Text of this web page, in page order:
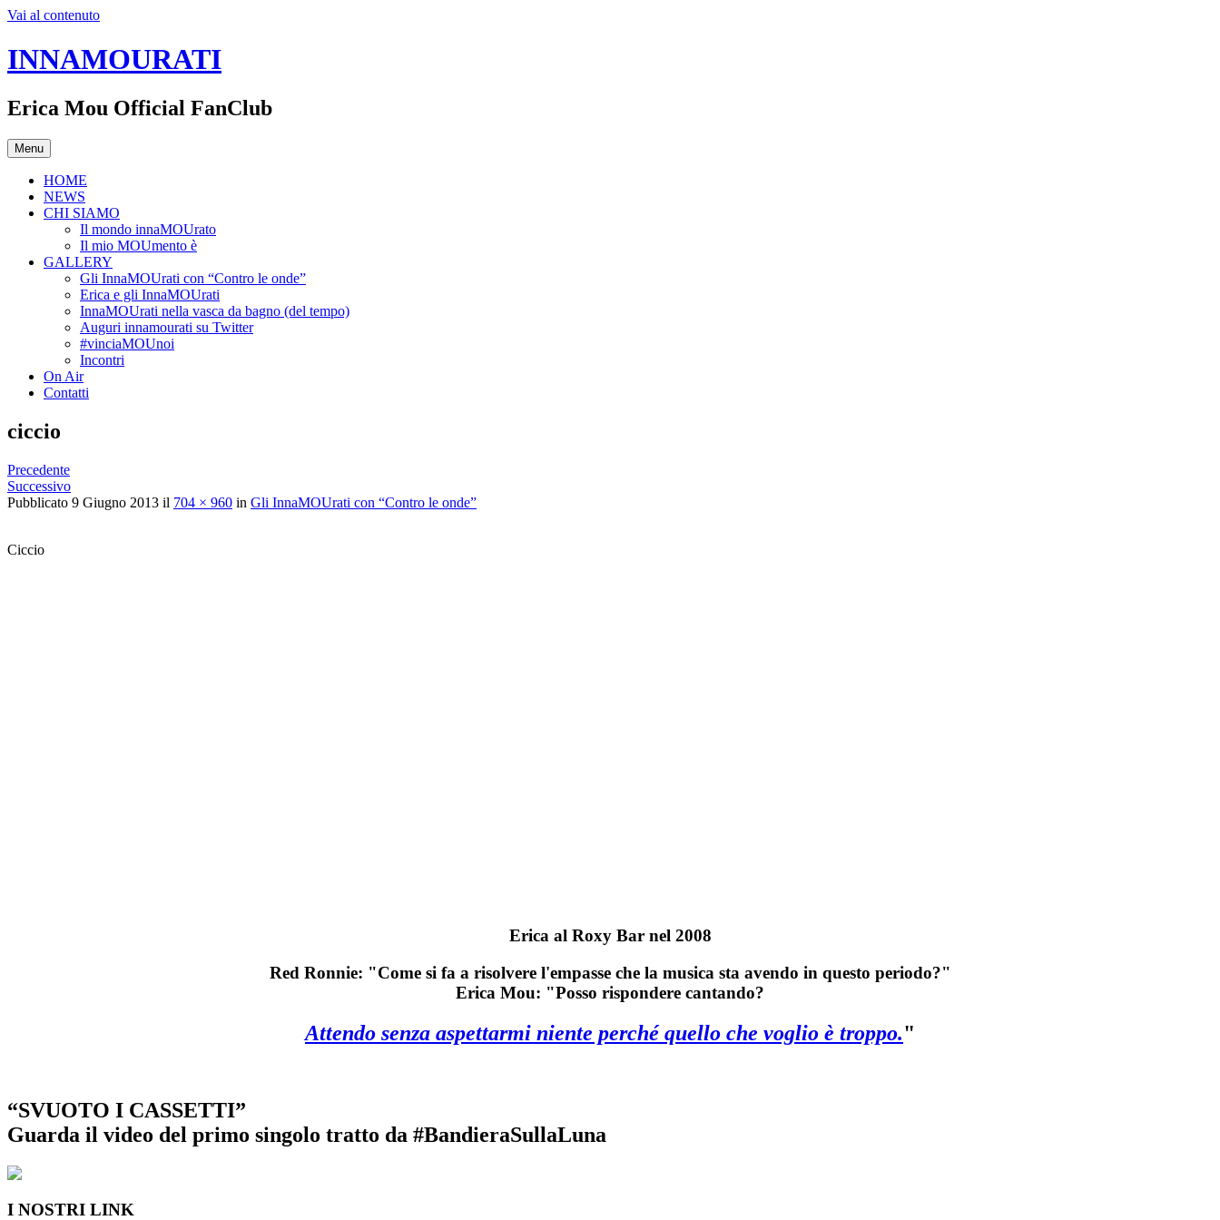
Vai al contenuto
INNAMOURATI
Erica Mou Official FanClub
Menu
HOME
NEWS
CHI SIAMO
Il mondo innaMOUrato
Il mio MOUmento è
GALLERY
Gli InnaMOUrati con “Contro le onde”
Erica e gli InnaMOUrati
InnaMOUrati nella vasca da bagno (del tempo)
Auguri innamourati su Twitter
#vinciaMOUnoi
Incontri
On Air
Contatti
ciccio
Precedente
Successivo
Pubblicato 9 Giugno 2013 il 704 × 960 in Gli InnaMOUrati con “Contro le onde”
Ciccio
Erica al Roxy Bar nel 2008
Red Ronnie: "Come si fa a risolvere l'empasse che la musica sta avendo in questo periodo?"
Erica Mou: "Posso rispondere cantando?
Attendo senza aspettarmi niente perché quello che voglio è troppo."
“SVUOTO I CASSETTI”
Guarda il video del primo singolo tratto da #BandieraSullaLuna
I NOSTRI LINK